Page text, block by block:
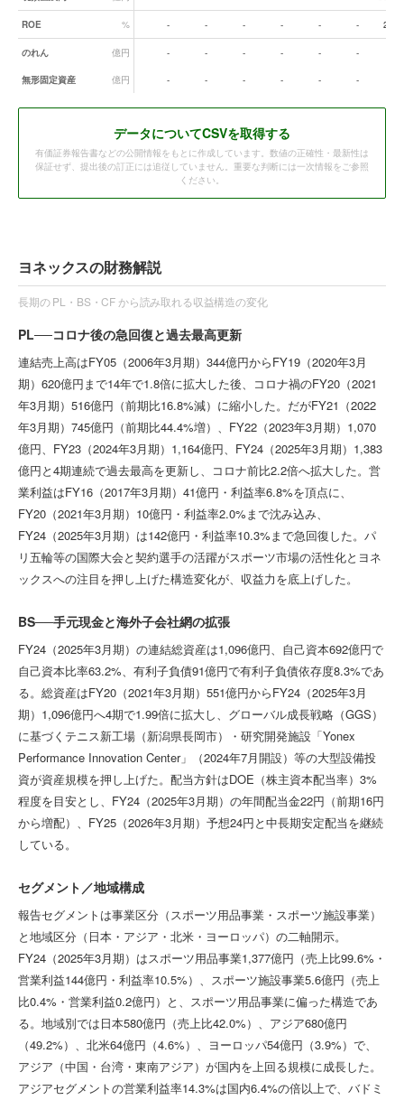
ROE % - - - - - - 2.1
のれん 億円 - - - - - -
無形固定資産 億円 - - - - - -
データについてCSVを取得する
有価証券報告書などの公開情報をもとに作成しています。数値の正確性・最新性は
保証せず、提出後の訂正には追従していません。重要な判断には一次情報をご参照
ください。
ヨネックスの財務解説
長期の PL・BS・CF から読み取れる収益構造の変化
PL──コロナ後の急回復と過去最高更新
連結売上高はFY05（2006年3月期）344億円からFY19（2020年3月
期）620億円まで14年で1.8倍に拡大した後、コロナ禍のFY20（2021
年3月期）516億円（前期比16.8%減）に縮小した。だがFY21（2022
年3月期）745億円（前期比44.4%増）、FY22（2023年3月期）1,070
億円、FY23（2024年3月期）1,164億円、FY24（2025年3月期）1,383
億円と4期連続で過去最高を更新し、コロナ前比2.2倍へ拡大した。営
業利益はFY16（2017年3月期）41億円・利益率6.8%を頂点に、
FY20（2021年3月期）10億円・利益率2.0%まで沈み込み、
FY24（2025年3月期）は142億円・利益率10.3%まで急回復した。パ
リ五輪等の国際大会と契約選手の活躍がスポーツ市場の活性化とヨネ
ックスへの注目を押し上げた構造変化が、収益力を底上げした。
BS──手元現金と海外子会社網の拡張
FY24（2025年3月期）の連結総資産は1,096億円、自己資本692億円で
自己資本比率63.2%、有利子負債91億円で有利子負債依存度8.3%であ
る。総資産はFY20（2021年3月期）551億円からFY24（2025年3月
期）1,096億円へ4期で1.99倍に拡大し、グローバル成長戦略（GGS）
に基づくテニス新工場（新潟県長岡市）・研究開発施設「Yonex
Performance Innovation Center」（2024年7月開設）等の大型設備投
資が資産規模を押し上げた。配当方針はDOE（株主資本配当率）3%
程度を目安とし、FY24（2025年3月期）の年間配当金22円（前期16円
から増配）、FY25（2026年3月期）予想24円と中長期安定配当を継続
している。
セグメント／地域構成
報告セグメントは事業区分（スポーツ用品事業・スポーツ施設事業）
と地域区分（日本・アジア・北米・ヨーロッパ）の二軸開示。
FY24（2025年3月期）はスポーツ用品事業1,377億円（売上比99.6%・
営業利益144億円・利益率10.5%）、スポーツ施設事業5.6億円（売上
比0.4%・営業利益0.2億円）と、スポーツ用品事業に偏った構造であ
る。地域別では日本580億円（売上比42.0%）、アジア680億円
（49.2%）、北米64億円（4.6%）、ヨーロッパ54億円（3.9%）で、
アジア（中国・台湾・東南アジア）が国内を上回る規模に成長した。
アジアセグメントの営業利益率14.3%は国内6.4%の倍以上で、バドミ